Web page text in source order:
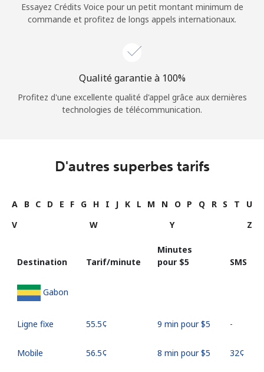
Essayez Crédits Voice pour un petit montant minimum de
commande et profitez de longs appels internationaux.
Qualité garantie à 100%
Profitez d'une excellente qualité d'appel grâce aux dernières
technologies de télécommunication.
D'autres superbes tarifs
A B C D E F G H I J K L M N O P Q R S T
U
V
W Y Z
Destination Tarif/minute
Minutes
pour ⁦$5⁩
SMS
Gabon
Ligne fixe ⁦55.5¢⁩ 9 min pour ⁦$5⁩ -
Mobile ⁦56.5¢⁩ 8 min pour ⁦$5⁩ ⁦32¢⁩